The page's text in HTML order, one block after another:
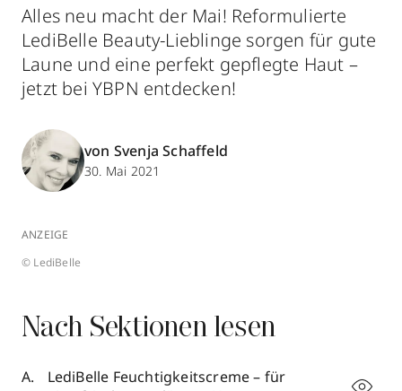
Alles neu macht der Mai! Reformulierte
LediBelle Beauty-Lieblinge sorgen für gute
Laune und eine perfekt gepflegte Haut –
jetzt bei YBPN entdecken!
von Svenja Schaffeld
30. Mai 2021
ANZEIGE
© LediBelle
Nach Sektionen lesen
LediBelle Feuchtigkeitscreme – für